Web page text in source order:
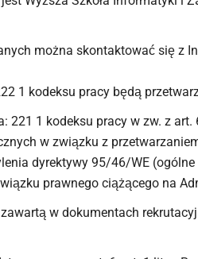
można skontaktować się z
1 kodeksu pracy będą
1 kodeksu pracy w zw. z
w związku z
dyrektywy 95/46/WE
prawnego ciążącego na
w dokumentach